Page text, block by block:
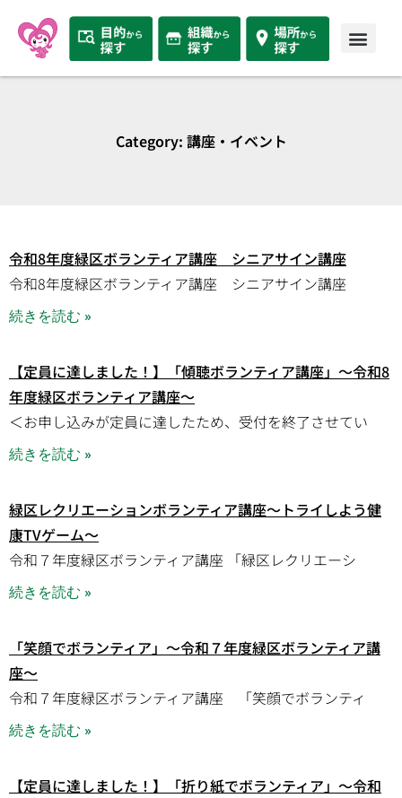
Category: 講座・イベント
令和8年度緑区ボランティア講座 シニアサイン講座
令和8年度緑区ボランティア講座 シニアサイン講座
続きを読む »
【定員に達しました！】「傾聴ボランティア講座」～令和8
年度緑区ボランティア講座～
＜お申し込みが定員に達したため、受付を終了させてい
続きを読む »
緑区レクリエーションボランティア講座～トライしよう健
康TVゲーム～
令和７年度緑区ボランティア講座 「緑区レクリエーシ
続きを読む »
「笑顔でボランティア」～令和７年度緑区ボランティア講
座～
令和７年度緑区ボランティア講座 「笑顔でボランティ
続きを読む »
【定員に達しました！】「折り紙でボランティア」～令和